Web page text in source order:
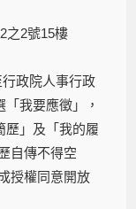
之2號15樓
政院人事行政
我要應徵」，
歷」及「我的履
自傳不得空
授權同意開放